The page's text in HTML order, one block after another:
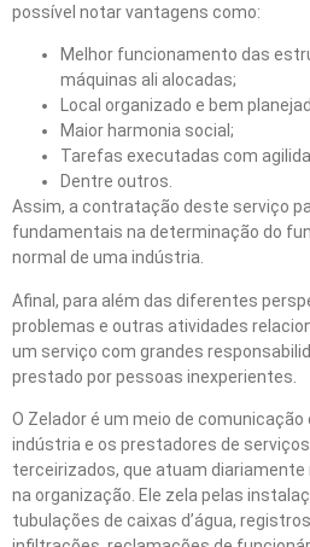
possível notar vantagens como:
Melhor funcionamento das
máquinas ali alocadas;
Local organizado e bem
Maior harmonia social;
Tarefas executadas com
Dentre outros.
Assim, a contratação deste serviço
fundamentais na determinação do
normal de uma indústria.
Afinal, para além das diferentes
problemas e outras atividades
um serviço com grandes
prestado por pessoas inexperientes.
O Zelador é um meio de
indústria e os prestadores de
terceirizados, que atuam
na organização. Ele zela pelas
tubulações de caixas d’água,